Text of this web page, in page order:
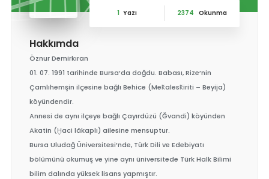
1 Yazı 2374 Okunma
Hakkımda
Öznur Demirkıran
01. 07. 1991 tarihinde Bursa’da doğdu. Babası, Rize’nin
Çamlıhemşin ilçesine bağlı Behice (Mek̆alesk̆iriti – Beyija)
köyündendir.
Annesi de aynı ilçeye bağlı Çayırdüzü (Ğvandi) köyünden
Akatin (Ḫaci lâkaplı) ailesine mensuptur.
Bursa Uludağ Üniversitesi’nde, Türk Dili ve Edebiyatı
bölümünü okumuş ve yine aynı üniversitede Türk Halk Bilimi
bilim dalında yüksek lisans yapmıştır.